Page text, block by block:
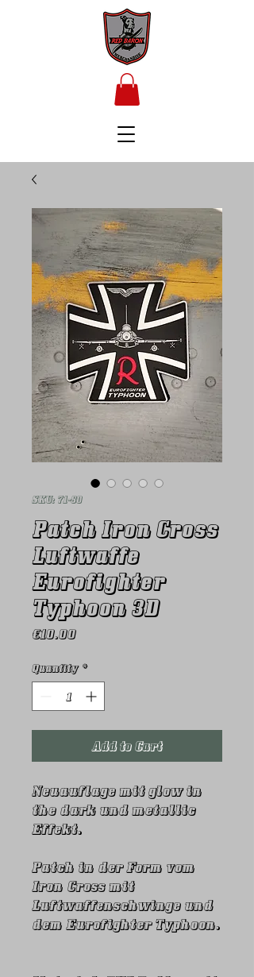
SKU: 71-80
Patch Iron Cross
Luftwaffe
Eurofighter
Typhoon 3D
€10.00Price
Quantity *
Add to Cart
Neuauflage mit glow in
the dark und metallic
Effekt.
Patch in der Form vom
Iron Cross mit
Luftwaffenschwinge und
dem Eurofighter Typhoon.